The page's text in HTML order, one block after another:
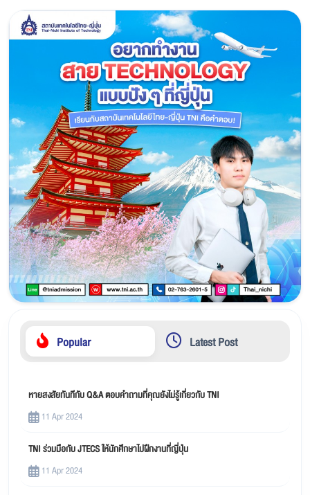
Popular Latest Post
หายสงสัยทันทีกับ Q&A ตอบคำถามที่คุณยังไม่รู้เกี่ยวกับ TNI
11 Apr 2024
TNI ร่วมมือกับ JTECS ให้นักศึกษาไปฝึกงานที่ญี่ปุ่น
11 Apr 2024